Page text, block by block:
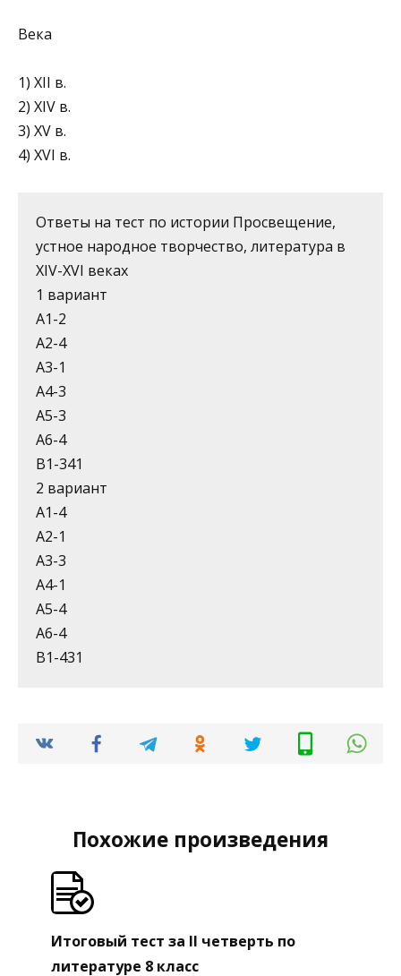
Века
1) XII в.
2) XIV в.
3) XV в.
4) XVI в.
Ответы на тест по истории Просвещение,
устное народное творчество, литература в
XIV-XVI веках
1 вариант
А1-2
А2-4
А3-1
А4-3
А5-3
А6-4
В1-341
2 вариант
А1-4
А2-1
А3-3
А4-1
А5-4
А6-4
В1-431
Похожие произведения
Итоговый тест за II четверть по
литературе 8 класс